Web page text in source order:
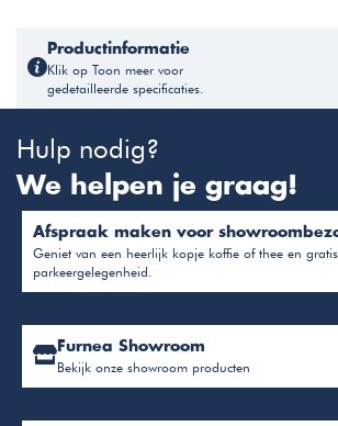
Productinformatie
Klik op Toon meer voor
gedetailleerde specificaties.
Hulp nodig?
We helpen je graag!
Afspraak maken voor
Geniet van een heerlijk kopje koffie of thee en gratis
parkeergelegenheid.
Furnea Showroom
Bekijk onze showroom producten